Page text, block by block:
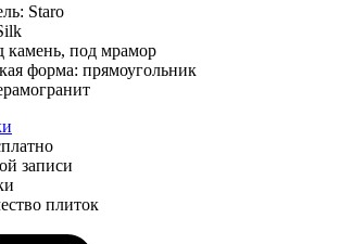
Staro
камень, под мрамор
форма: прямоугольник
записи
плиток